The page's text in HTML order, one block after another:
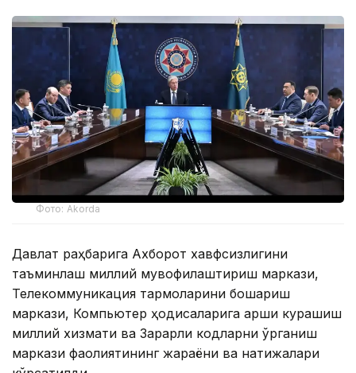
Фото: Akorda
Давлат раҳбарига Ахборот хавфсизлигини
таъминлаш миллий мувофиқлаштириш маркази,
Телекоммуникация тармоқларини бошқариш
маркази, Компьютер ҳодисаларига қарши курашиш
миллий хизмати ва Зарарли кодларни ўрганиш
маркази фаолиятининг жараёни ва натижалари